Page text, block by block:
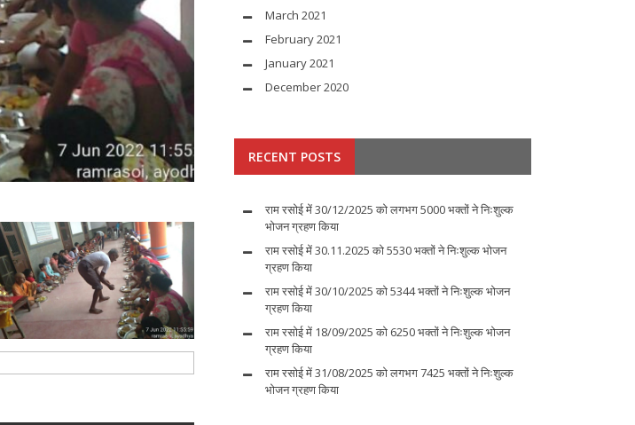
March 2021
February 2021
January 2021
December 2020
RECENT POSTS
राम रसोई में 30/12/2025 को लगभग 5000 भक्तों ने निःशुल्क
भोजन ग्रहण किया
राम रसोई में 30.11.2025 को 5530 भक्तों ने निःशुल्क भोजन
ग्रहण किया
राम रसोई में 30/10/2025 को 5344 भक्तों ने निःशुल्क भोजन
ग्रहण किया
राम रसोई में 18/09/2025 को 6250 भक्तों ने निःशुल्क भोजन
ग्रहण किया
राम रसोई में 31/08/2025 को लगभग 7425 भक्तों ने निःशुल्क
भोजन ग्रहण किया